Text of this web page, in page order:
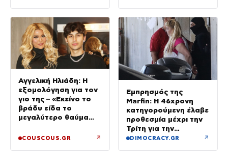
Αγγελική Ηλιάδη: Η
εξομολόγηση για τον
γιο της – «Εκείνο το
βράδυ είδα το
μεγαλύτερο θαύμα
COUSCOUS.GR ↗
Εμπρησμός της
Marfin: Η 46χρονη
κατηγορούμενη έλαβε
προθεσμία μέχρι την
Τρίτη για την
απολογία της
DIMOCRACY.GR ↗